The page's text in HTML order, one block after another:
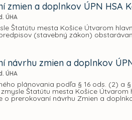
zmien a doplnkov ÚPN HSA
ÚHA
Štatútu mesta Košice Útvarom
(stavebný zákon)
návrhu zmien a doplnkov
ÚHA
plánovania podľa § 16 ods. (2) a
Štatútu mesta Košice
o prerokovaní návrhu Zmien a